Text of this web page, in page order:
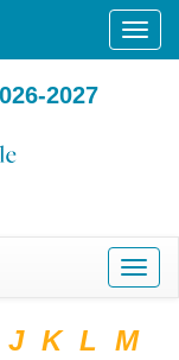
Toggle
2027
Toggle
J K L M